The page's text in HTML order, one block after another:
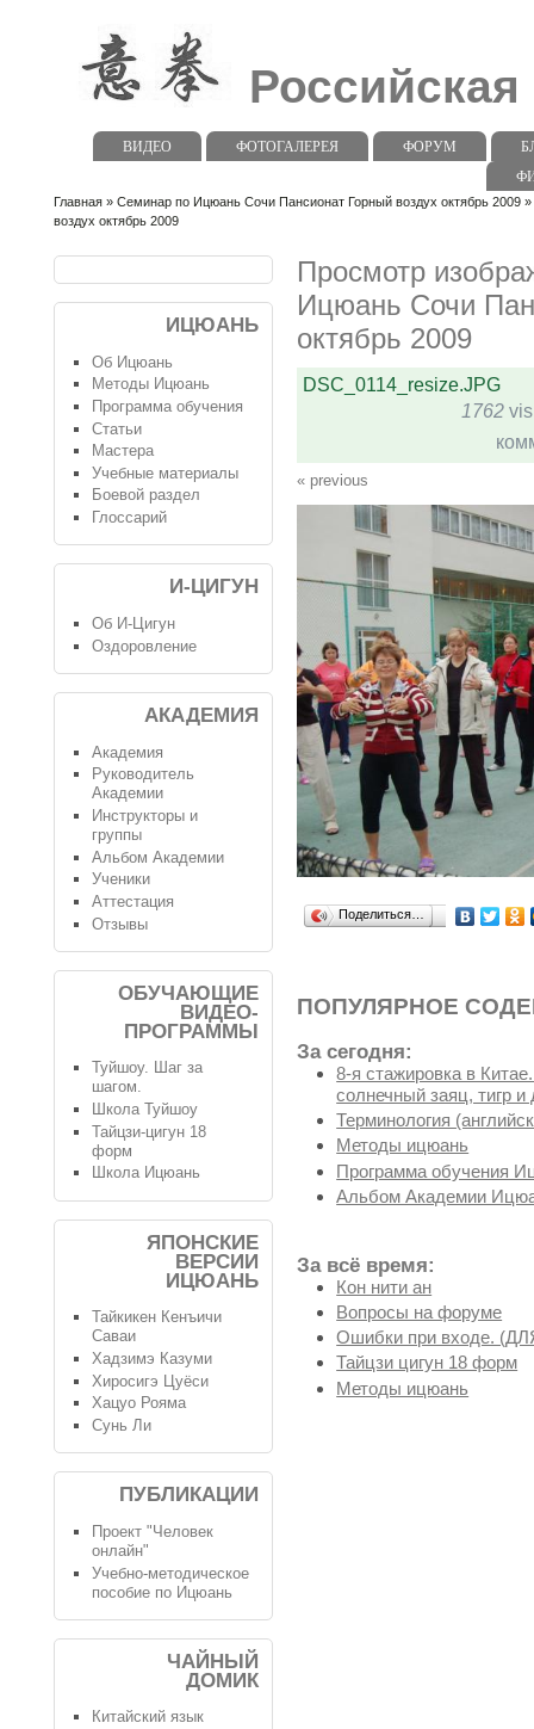
ВИДЕО ФОТОГАЛЕРЕЯ ФОРУМ
Главная » Семинар по Ицюань Сочи Пансионат Горный воздух октябрь 2009 »
воздух октябрь 2009
Просмотр
Ицюань Сочи
октябрь 2009
DSC_0114_resize.JPG
1762
« previous
Поделиться…
ПОПУЛЯРНОЕ
За сегодня:
8-я стажировка в
солнечный заяц, тигр и
Терминология
Методы ицюань
Программа обучения
Альбом Академии
За всё время:
Кон нити ан
Вопросы на форуме
Ошибки при входе.
Тайцзи цигун 18 форм
Методы ицюань
ИЦЮАНЬ
Об Ицюань
Методы Ицюань
Программа обучения
Статьи
Мастера
Учебные материалы
Боевой раздел
Глоссарий
И-ЦИГУН
Об И-Цигун
Оздоровление
АКАДЕМИЯ
Академия
Руководитель
Академии
Инструкторы и
группы
Альбом Академии
Ученики
Аттестация
Отзывы
ОБУЧАЮЩИЕ
ВИДЕО-
ПРОГРАММЫ
Туйшоу. Шаг за
шагом.
Школа Туйшоу
Тайцзи-цигун 18
форм
Школа Ицюань
ЯПОНСКИЕ
ВЕРСИИ
ИЦЮАНЬ
Тайкикен Кенъичи
Саваи
Хадзимэ Казуми
Хиросигэ Цуёси
Хацуо Рояма
Сунь Ли
ПУБЛИКАЦИИ
Проект "Человек
онлайн"
Учебно-методическое
пособие по Ицюань
ЧАЙНЫЙ
ДОМИК
Китайский язык